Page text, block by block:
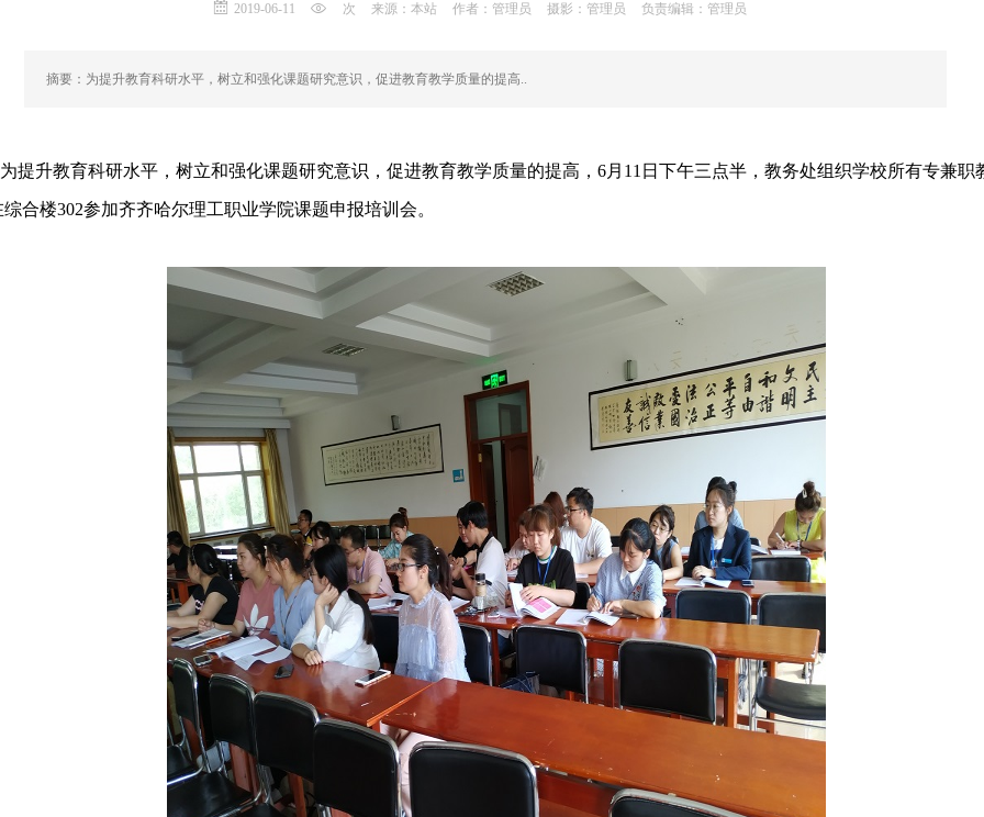
2019-06-11 次 来源：本站 作者：管理员 摄影：管理员 负责编辑：管理员
摘要：为提升教育科研水平，树立和强化课题研究意识，促进教育教学质量的提高..
升教育科研水平，树立和强化课题研究意识，促进教育教学质量的提高，6月11日下午三点半，教务处组织学校所有专兼职
合楼302参加齐齐哈尔理工职业学院课题申报培训会。